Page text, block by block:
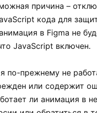
причина –
кода для
в Figma не
JavaScript включен.
по-прежнему не
или содержит
ли анимация в